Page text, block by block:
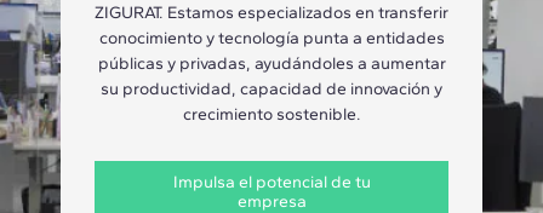
ZIGURAT. Estamos especializados en transferir
conocimiento y tecnología punta a entidades
públicas y privadas, ayudándoles a aumentar
su productividad, capacidad de innovación y
crecimiento sostenible.
Impulsa el potencial de tu
empresa